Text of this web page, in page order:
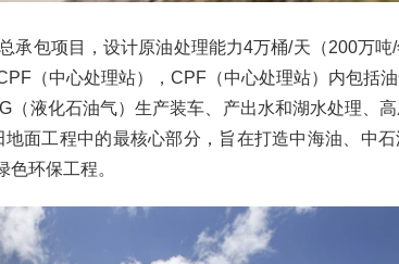
承包项目，设计原油处理能力4万桶/天（200万吨
（中心处理站），CPF（中心处理站）内包括
（液化石油气）生产装车、产出水和湖水处理、
面工程中的最核心部分，旨在打造中海油、中
环保工程。